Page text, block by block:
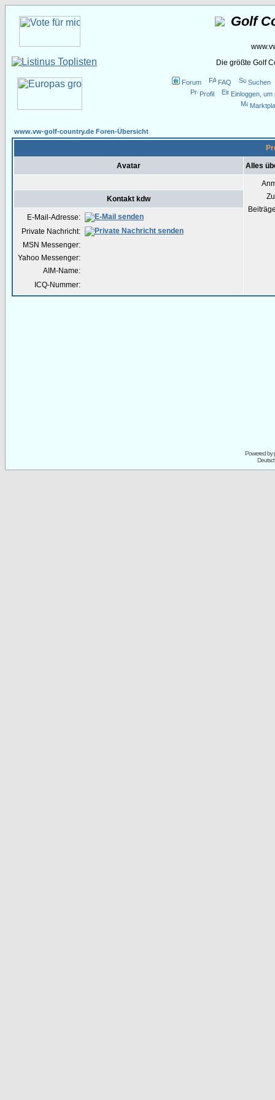
Golf
Die größte Golf
Forum FAQ
Suchen
Profil
Einloggen,
www.vw-golf-country.de Foren-Übersicht
Avatar Alles
Kontakt kdw
E-Mail-Adresse:
Private Nachricht:
MSN Messenger:
Yahoo Messenger:
AIM-Name:
ICQ-Nummer:
Powered by